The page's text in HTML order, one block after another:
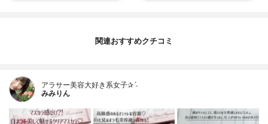
関連おすすめクチコミ
アラサー美容大好き系女子✰ˊ˗
みみりん